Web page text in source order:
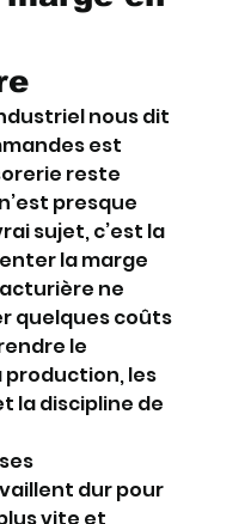
nous dit
est
reste
presque
sujet, c’est la
la marge
ne
quelques coûts
le
production, les
la discipline de
dur pour